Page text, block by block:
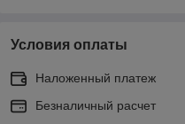
Условия оплаты
Наложенный платеж
Безналичный расчет